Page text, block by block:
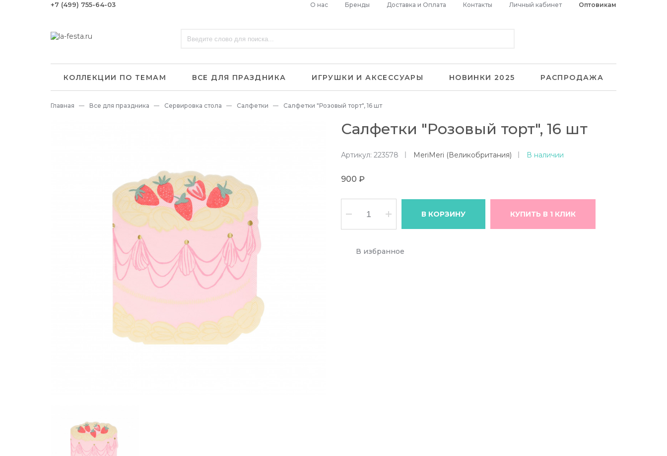
+7 (499) 755-64-03 О нас Бренды Доставка и Оплата Контакты Личный кабинет Оптовикам
КОЛЛЕКЦИИ ПО ТЕМАМ ВСЕ ДЛЯ ПРАЗДНИКА ИГРУШКИ И АКСЕССУАРЫ НОВИНКИ 2025 РАСПРОДАЖА
Главная Все для праздника Сервировка стола Салфетки Салфетки "Розовый торт", 16 шт
Салфетки "Розовый торт", 16 шт
Артикул: 223578 MeriMeri (Великобритания) В наличии
900 ₽
В КОРЗИНУ КУПИТЬ В 1 КЛИК
В избранное